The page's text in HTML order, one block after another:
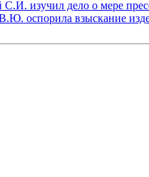
изучил дело о мере
оспорила взыскание